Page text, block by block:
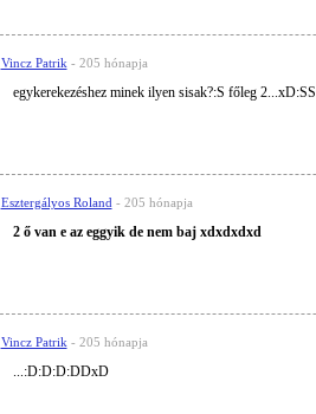
Vincz Patrik - 205 hónapja
egykerekezéshez minek ilyen sisak?:S főleg 2...xD:SS
Esztergályos Roland - 205 hónapja
2 ő van e az eggyik de nem baj xdxdxdxd
Vincz Patrik - 205 hónapja
...:D:D:D:DDxD